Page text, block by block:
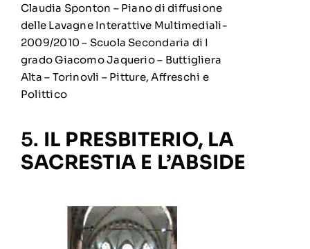
Claudia Sponton – Piano di diffusione
delle Lavagne Interattive Multimediali-
2009/2010 – Scuola Secondaria di I
grado Giacomo Jaquerio – Buttigliera
Alta – Torinovli – Pitture, Affreschi e
Polittico
5. IL PRESBITERIO, LA
SACRESTIA E L’ABSIDE